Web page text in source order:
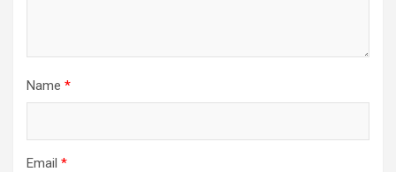
Name *
Email *